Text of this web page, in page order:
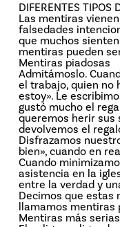
DIFERENTES TIPOS
Las mentiras
falsedades
que muchos
mentiras pueden
Mentiras piadosas
Admitámoslo.
el trabajo, quien no
estoy». Le
gustó mucho el
queremos herir sus
devolvemos el
Disfrazamos
bien», cuando en
Cuando
asistencia en la
entre la verdad y
Decimos que estas
llamamos mentiras
Mentiras más serias